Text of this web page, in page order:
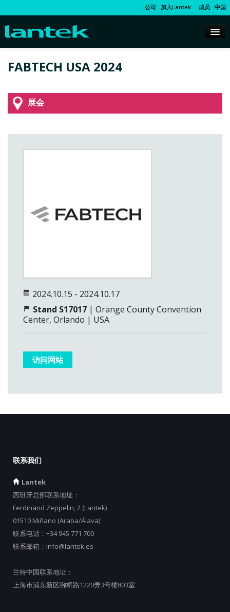
公司 加入Lantek 成员 中国
FABTECH USA 2024
展会
2024.10.15 - 2024.10.17
Stand S17017 | Orange County Convention
Center, Orlando | USA
访问网站
联系我们
Lantek
西班牙总部联系地址：
Ferdinand Zeppelin, 2 (Lantek)
01510 Miñano (Araba/Álava)
联系电话： +34 945 771 700
联系邮箱： info@lantek.es
兰特中国联系地址：
上海市浦东新区御桥路1220弄3号楼803室